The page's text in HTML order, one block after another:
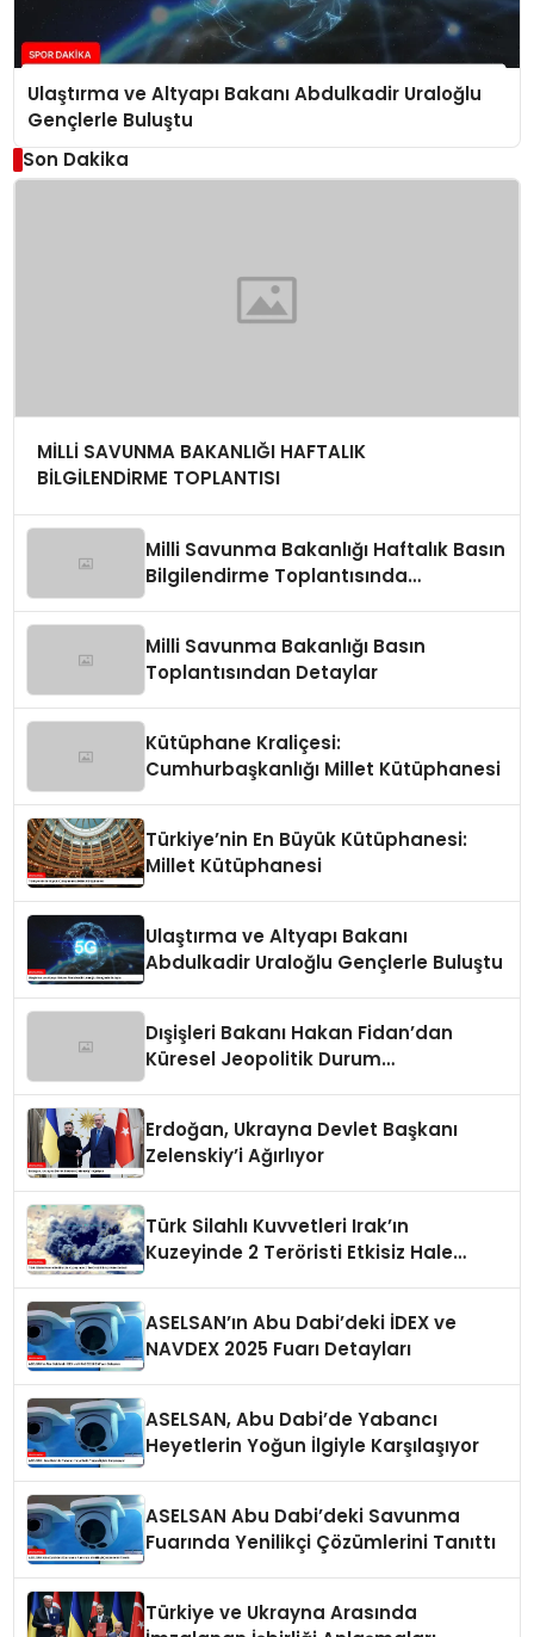
Ulaştırma ve Altyapı Bakanı Abdulkadir Uraloğlu
Gençlerle Buluştu
Son Dakika
MİLLİ SAVUNMA BAKANLIĞI HAFTALIK
BİLGİLENDİRME TOPLANTISI
Milli Savunma Bakanlığı Haftalık Basın
Bilgilendirme Toplantısında
Milli Savunma Bakanlığı Basın
Toplantısından Detaylar
Kütüphane Kraliçesi:
Cumhurbaşkanlığı Millet Kütüphanesi
Türkiye’nin En Büyük Kütüphanesi:
Millet Kütüphanesi
Ulaştırma ve Altyapı Bakanı
Abdulkadir Uraloğlu Gençlerle Buluştu
Dışişleri Bakanı Hakan Fidan’dan
Küresel Jeopolitik Durum
Erdoğan, Ukrayna Devlet Başkanı
Zelenskiy’i Ağırlıyor
Türk Silahlı Kuvvetleri Irak’ın
Kuzeyinde 2 Teröristi Etkisiz Hale
ASELSAN’ın Abu Dabi’deki İDEX ve
NAVDEX 2025 Fuarı Detayları
ASELSAN, Abu Dabi’de Yabancı
Heyetlerin Yoğun İlgiyle Karşılaşıyor
ASELSAN Abu Dabi’deki Savunma
Fuarında Yenilikçi Çözümlerini Tanıttı
Türkiye ve Ukrayna Arasında